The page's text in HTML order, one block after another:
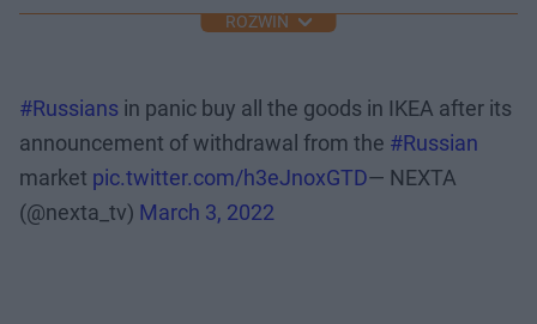
ROZWIŃ
#Russians in panic buy all the goods in IKEA after its
announcement of withdrawal from the #Russian
market pic.twitter.com/h3eJnoxGTD— NEXTA
(@nexta_tv) March 3, 2022